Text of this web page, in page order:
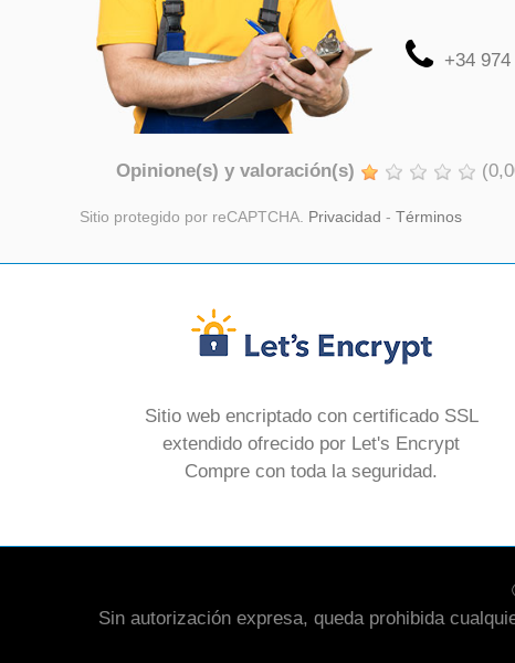
+34
Opinione(s) y valoración(s) (
Sitio protegido por reCAPTCHA. Privacidad - Términos
Sitio web encriptado con certificado SSL
extendido ofrecido por Let's Encrypt
Compre con toda la seguridad.
Sin autorización expresa, queda prohibida